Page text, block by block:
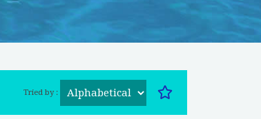
Tried by :